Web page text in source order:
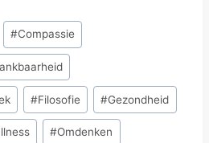
#Compassie
#Filosofie #Gezondheid
#Omdenken